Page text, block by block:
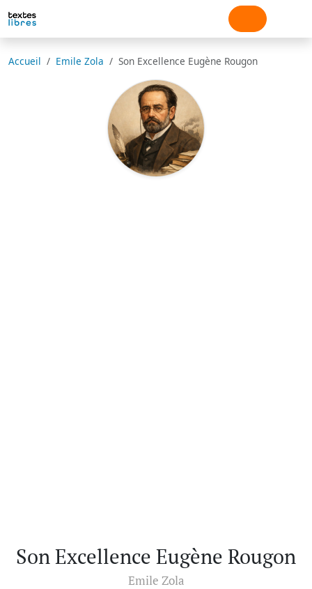
Accueil Emile Zola Son Excellence Eugène Rougon
Son Excellence Eugène Rougon
Emile Zola